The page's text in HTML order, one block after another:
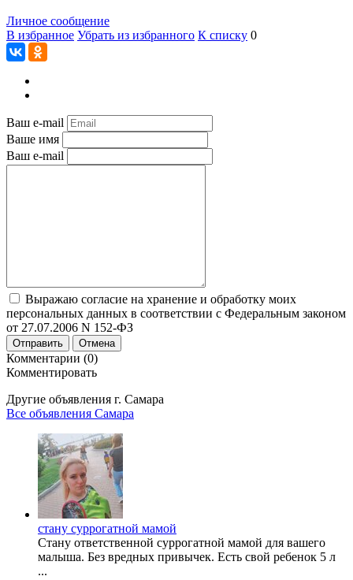
Личное сообщение
В избранное Убрать из избранного К списку 0
Ваш e-mail
Ваше имя
Ваш e-mail
Выражаю согласие на хранение и обработку моих
персональных данных в соответствии с Федеральным законом
от 27.07.2006 N 152-ФЗ
Отправить Отмена
Комментарии (0)
Комментировать
Другие объявления г. Самара
Все объявления Самара
стану суррогатной мамой
Стану ответственной суррогатной мамой для вашего
малыша. Без вредных привычек. Есть свой ребенок 5 л
...